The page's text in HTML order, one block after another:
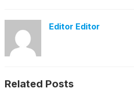
Editor Editor
Related Posts